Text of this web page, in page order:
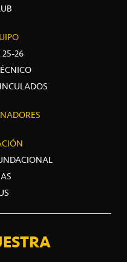
25-26